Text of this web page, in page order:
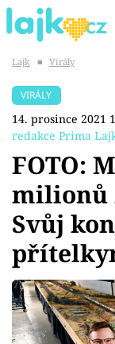
SHOPAHOLICADEL
Témata
Showbyznys
Youtubeři
Virály
Lajk ■ Virály
VIRÁLY
14. prosince 2021
redakce Prima
FOTO:
milionů
Svůj